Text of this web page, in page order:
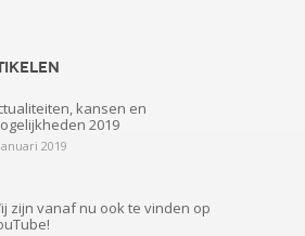
kansen en
2019
2019
zijn vanaf nu ook te vinden op